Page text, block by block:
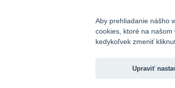
Fio
Aby prehliadanie nášho
cookies, ktoré na
kedykoľvek zmeniť
Upraviť